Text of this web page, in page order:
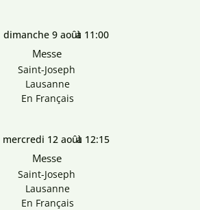
dimanche 9 aoûtà 11:00
Messe
Saint-Joseph
Lausanne
En Français
mercredi 12 aoûtà 12:15
Messe
Saint-Joseph
Lausanne
En Français